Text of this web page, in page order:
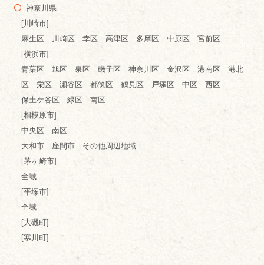
神奈川県
[川崎市]
麻生区 川崎区 幸区 高津区 多摩区 中原区 宮前区
[横浜市]
青葉区 旭区 泉区 磯子区 神奈川区 金沢区 港南区 港北
区 栄区 瀬谷区 都筑区 鶴見区 戸塚区 中区 西区
保土ケ谷区 緑区 南区
[相模原市]
中央区 南区
大和市 座間市 その他周辺地域
[茅ヶ崎市]
全域
[平塚市]
全域
[大磯町]
[寒川町]